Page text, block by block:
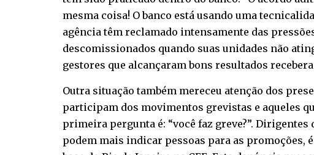
mesma coisa! O banco está usando uma
agência têm reclamado intensamente das
descomissionados quando suas unidades não
gestores que alcançaram bons resultados
Outra situação também mereceu atenção dos
participam dos movimentos grevistas e aqueles
primeira pergunta é: “você faz greve?”.
podem mais indicar pessoas para as promoções,